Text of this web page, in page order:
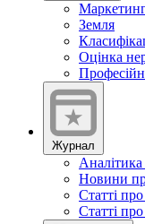
Земля
Оцінка
Журнал
Новини
Статті
Статті